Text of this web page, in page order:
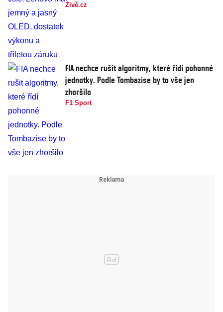
Živě.cz
FIA nechce rušit algoritmy, které řídí pohonné
jednotky. Podle Tombazise by to vše jen
zhoršilo
F1 Sport